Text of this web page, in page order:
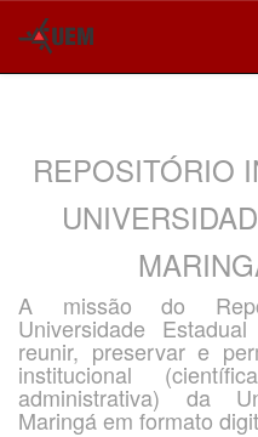
REPOSITÓRIO
A missão do
Universidade
reunir, preservar e
institucional
administrativa) da
Maringá em formato